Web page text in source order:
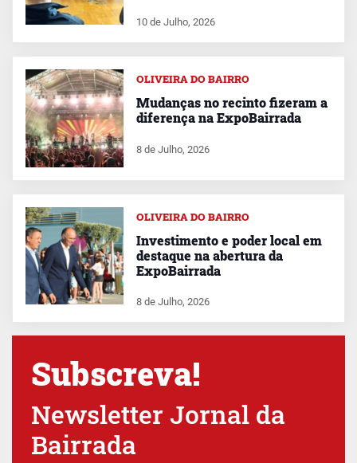
10 de Julho, 2026
OLIVEIRA DO BAIRRO
Mudanças no recinto fizeram a
diferença na ExpoBairrada
8 de Julho, 2026
OLIVEIRA DO BAIRRO
Investimento e poder local em
destaque na abertura da
ExpoBairrada
8 de Julho, 2026
Subscreva!
Newsletter Jornal da
Bairrada